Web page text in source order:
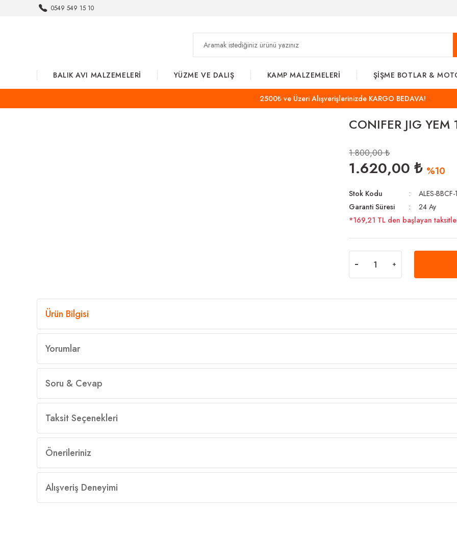
0549 549 15 10
BALIK AVI MALZEMELERİ YÜZME VE DALIŞ KAMP MALZEMELERİ ŞİŞME BOTLAR &
2500₺ ve Üzeri Alışverişlerinizde KARGO BEDAVA!
CONIFER JIG
1.800,00 ₺
1.620,00 ₺ %10
Stok Kodu
ALES-
Garanti Süresi
24 Ay
*169,21 TL den başlayan
Ürün Bilgisi
Yorumlar
Soru & Cevap
Taksit Seçenekleri
Önerileriniz
Alışveriş Deneyimi